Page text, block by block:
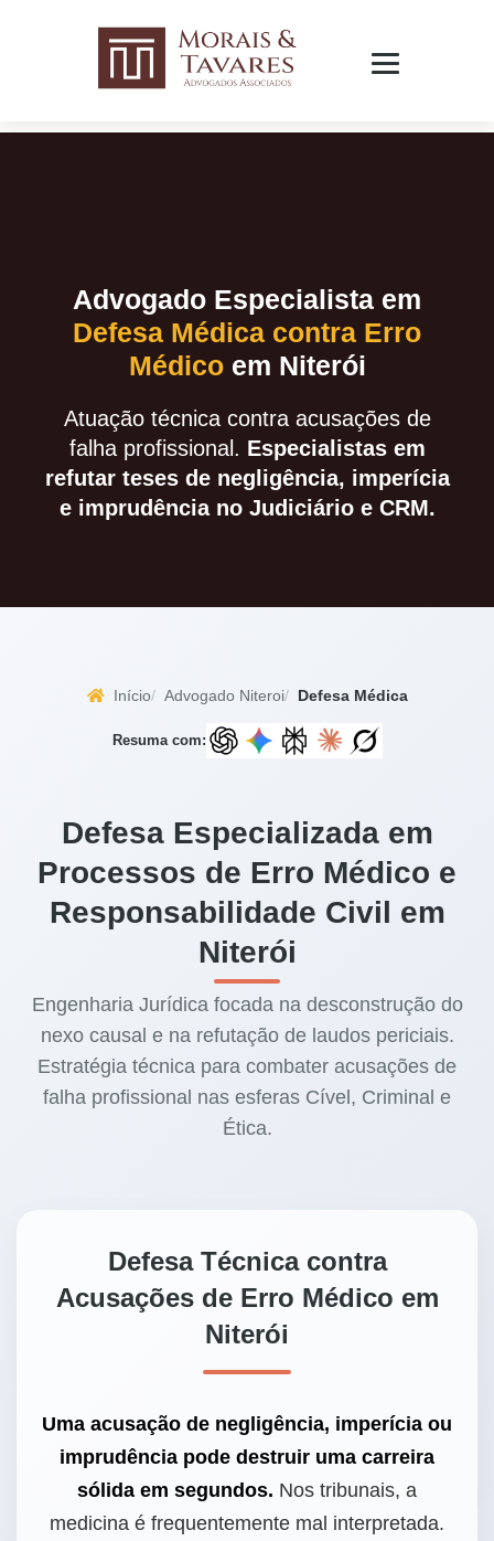
Advogado Especialista em
Defesa Médica contra Erro
Médicoem Niterói
Atuação técnica contra acusações de
falha profissional. Especialistas em
refutar teses de negligência, imperícia
e imprudência no Judiciário e CRM.
Início Advogado Niteroi Defesa Médica
Resuma com:
Defesa Especializada em
Processos de Erro Médico e
Responsabilidade Civil em
Niterói
Engenharia Jurídica focada na desconstrução do
nexo causal e na refutação de laudos periciais.
Estratégia técnica para combater acusações de
falha profissional nas esferas Cível, Criminal e
Ética.
Defesa Técnica contra
Acusações de Erro Médico em
Niterói
Uma acusação de negligência, imperícia ou
imprudência pode destruir uma carreira
sólida em segundos. Nos tribunais, a
medicina é frequentemente mal interpretada.